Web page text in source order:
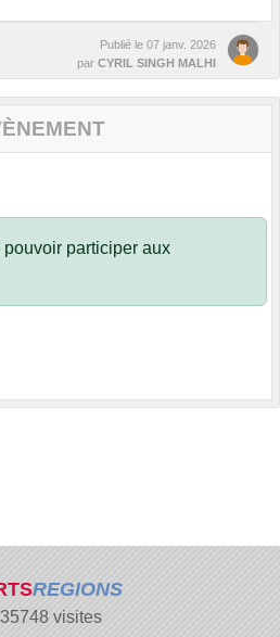
Publié le 07 janv. 2026
par CYRIL SINGH MALHI
pouvoir participer aux
REGIONS
35748visites